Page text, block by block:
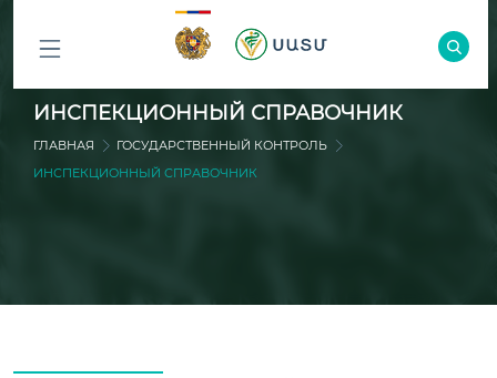
ԲՈԼՈՐ
ԲԱԺԻՆՆԵՐԸ
ИНСПЕКЦИОННЫЙ СПРАВОЧНИК
ГЛАВНАЯ
ГОСУДАРСТВЕННЫЙ КОНТРОЛЬ
ИНСПЕКЦИОННЫЙ СПРАВОЧНИК